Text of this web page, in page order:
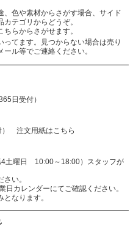
、色や素材からさがす場合、サイド
カテゴリからどうぞ。
らからさがせます。
てます。見つからない場合は売り
ル等でご連絡ください。
日受付）
注文用紙はこちら
土曜日 10:00～18:00）スタッフが
い。
カレンダーにてご確認ください。
なります。